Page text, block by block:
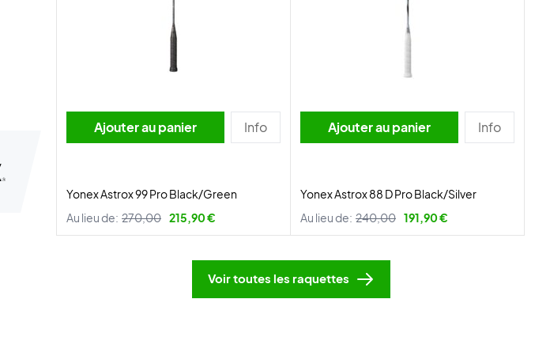
Ajouter au panier Info
Yonex Astrox 99 Pro Black/Green
Au lieu de: 270,00 215,90 €
Ajouter au panier Info
Yonex Astrox 88 D Pro Black/Silver
Au lieu de: 240,00 191,90 €
Voir toutes les raquettes